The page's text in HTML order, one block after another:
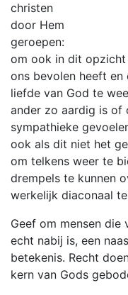
christen
door Hem
geroepen:
om ook in dit
ons bevolen heeft
liefde van God te
ander zo aardig is of
sympathieke
ook als dit niet het
om telkens weer te
drempels te kunnen
werkelijk diaconaal
Geef om mensen die
echt nabij is, een
betekenis. Recht
kern van Gods